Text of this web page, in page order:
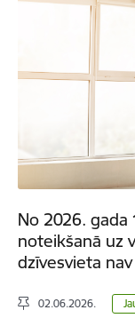
No 2026. gada
noteikšanā uz
dzīvesvieta
02.06.2026.